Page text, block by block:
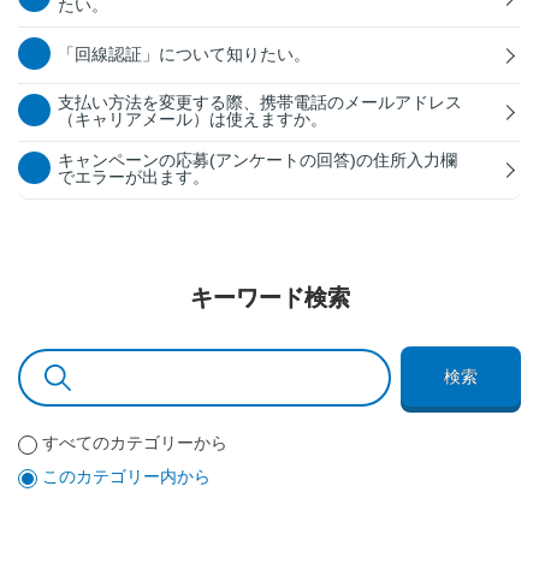
たい。
「回線認証」について知りたい。
支払い方法を変更する際、携帯電話のメールアドレス
（キャリアメール）は使えますか。
キャンペーンの応募(アンケートの回答)の住所入力欄
でエラーが出ます。
キーワード検索
検索
すべてのカテゴリーから
このカテゴリー内から